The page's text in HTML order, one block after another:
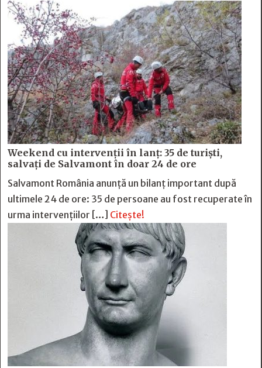
Weekend cu intervenții în lanț: 35 de turiști,
salvați de Salvamont în doar 24 de ore
Salvamont România anunță un bilanț important după
ultimele 24 de ore: 35 de persoane au fost recuperate în
urma intervențiilor […] Citește!